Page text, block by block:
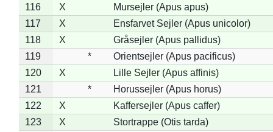
116
X
Mursejler (Apus apus)
117
X
Ensfarvet Sejler (Apus unicolor)
118
X
Gråsejler (Apus pallidus)
119
*
Orientsejler (Apus pacificus)
120
X
Lille Sejler (Apus affinis)
121
*
Horussejler (Apus horus)
122
X
Kaffersejler (Apus caffer)
123
X
Stortrappe (Otis tarda)